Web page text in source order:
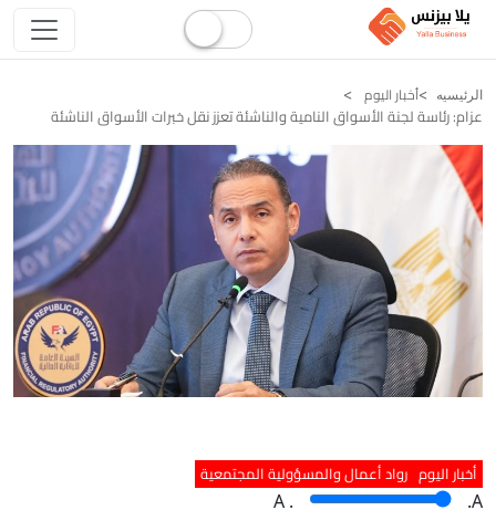
الرئيسيه أخبار اليوم
عزام: رئاسة لجنة الأسواق النامية والناشئة تعزز نقل خبرات الأسواق الناشئة
أخبار اليوم رواد أعمال والمسؤولية المجتمعية
A . .A